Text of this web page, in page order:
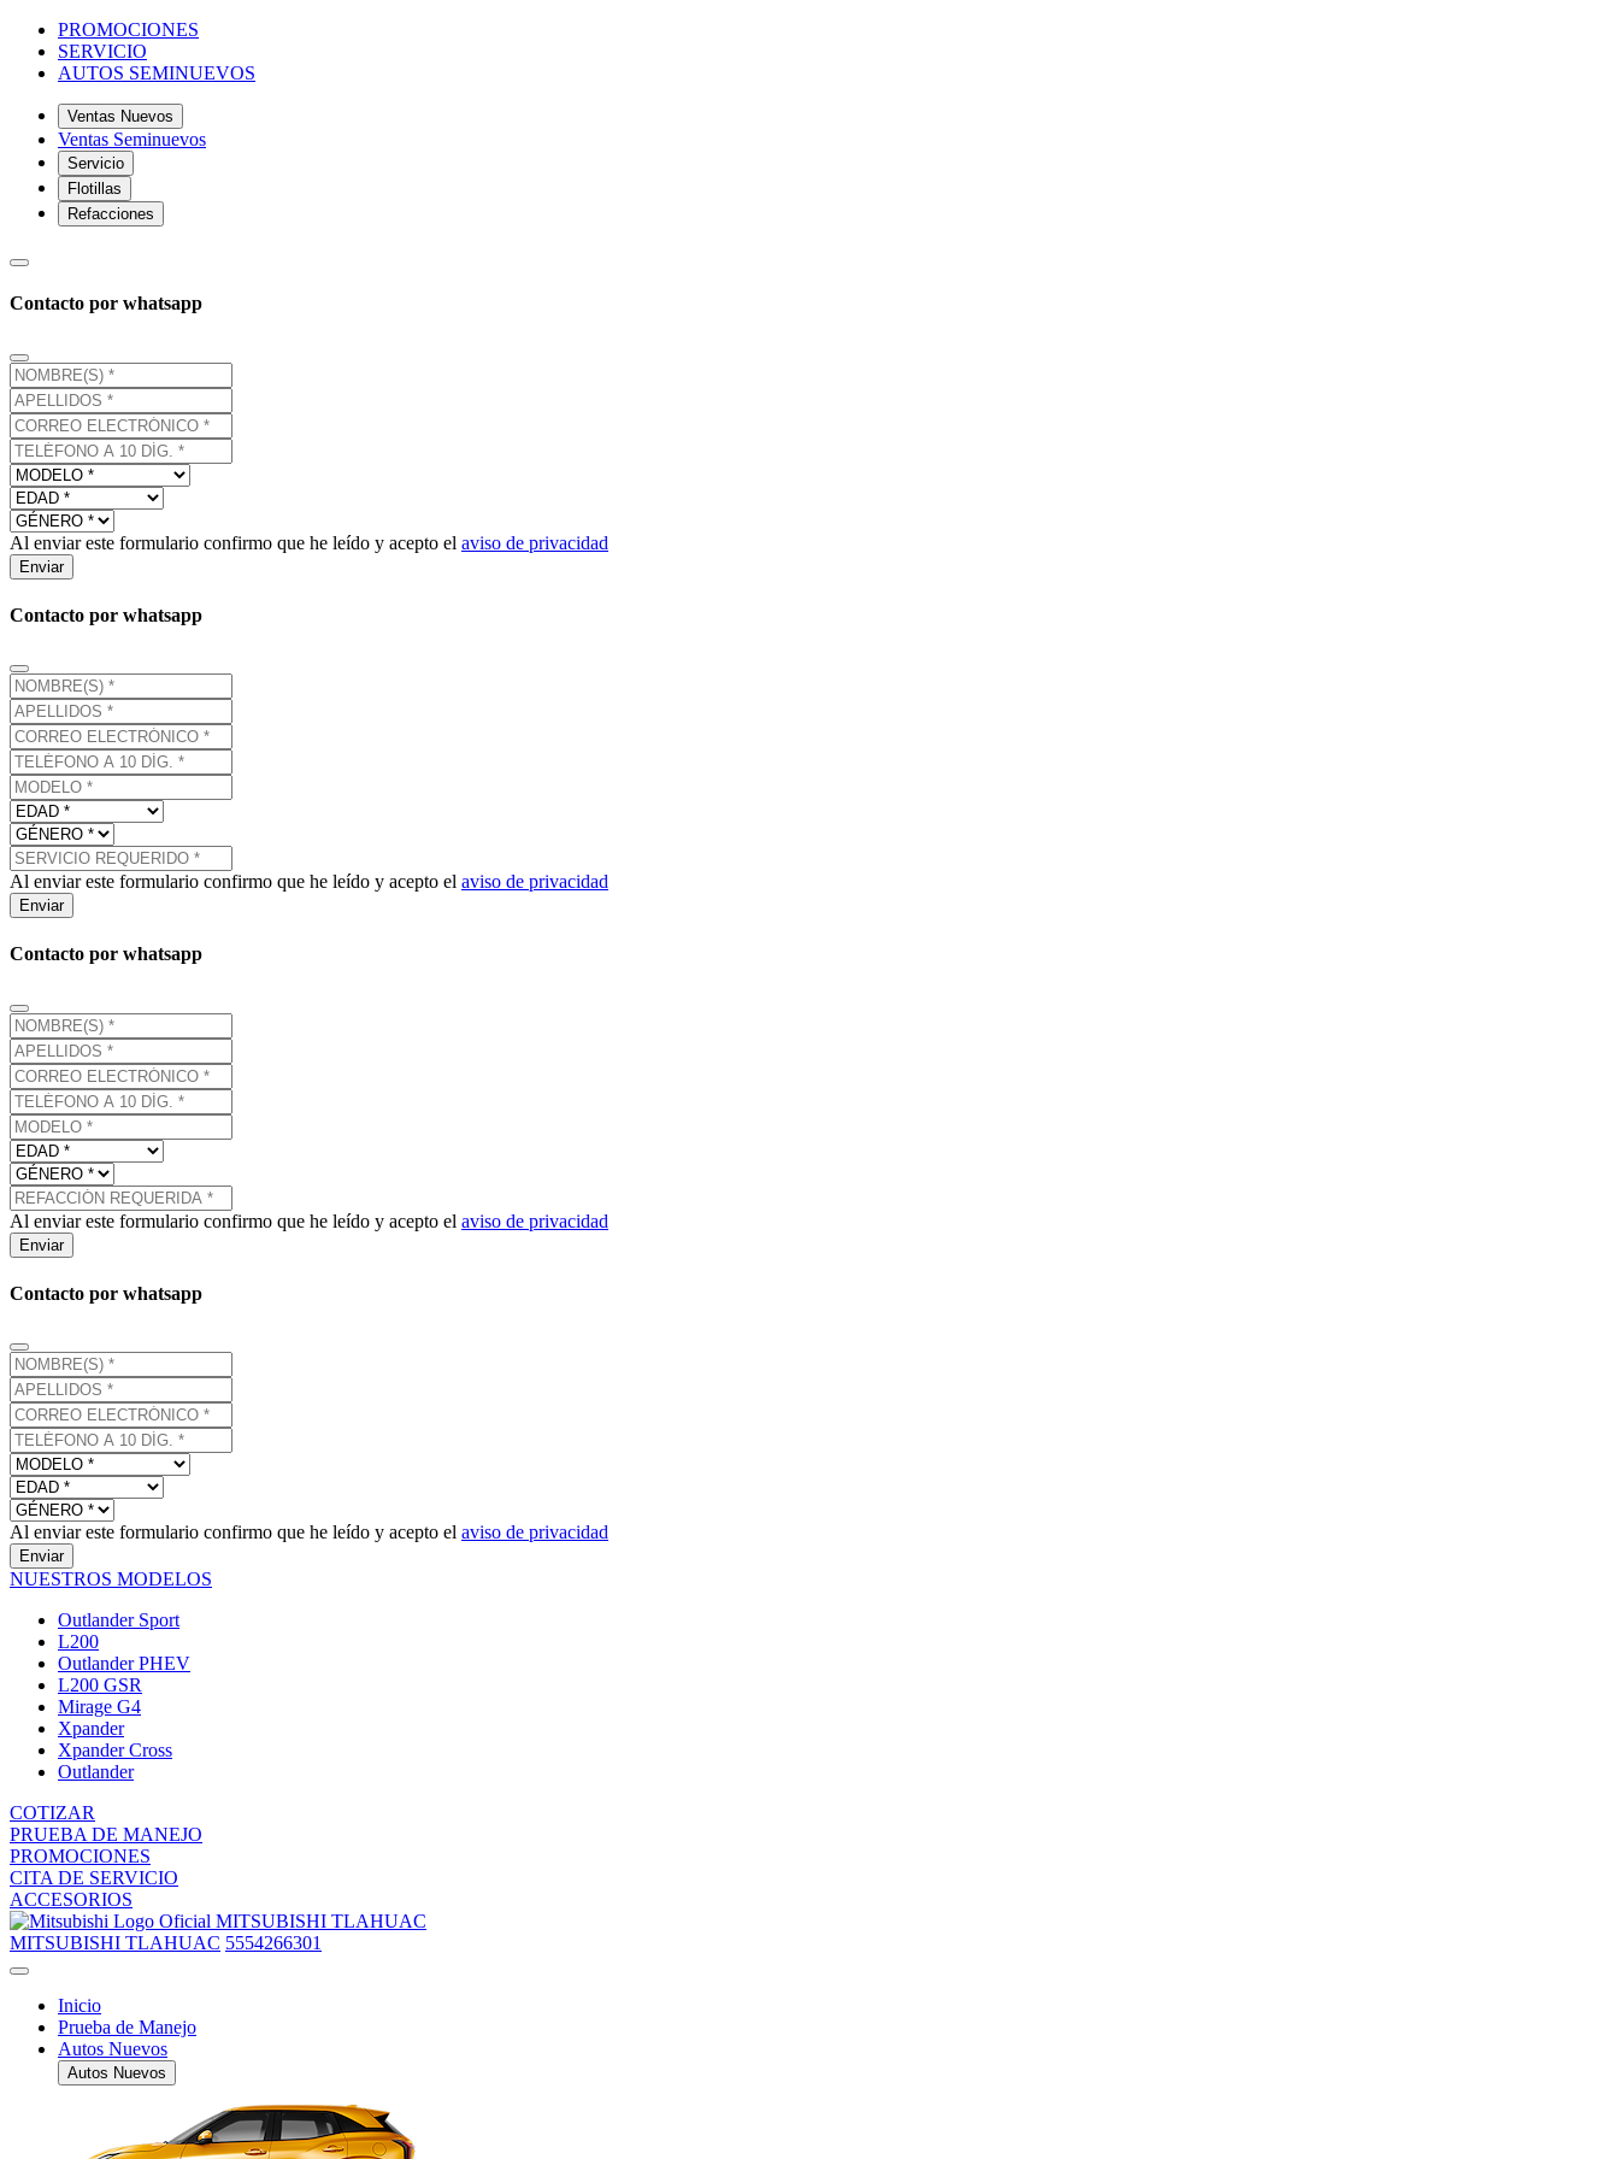
PROMOCIONES
SERVICIO
AUTOS SEMINUEVOS
Ventas Nuevos
Ventas Seminuevos
Servicio
Flotillas
Refacciones
Contacto por whatsapp
Al enviar este formulario confirmo que he leído y acepto el aviso de privacidad
Enviar
Contacto por whatsapp
Al enviar este formulario confirmo que he leído y acepto el aviso de privacidad
Enviar
Contacto por whatsapp
Al enviar este formulario confirmo que he leído y acepto el aviso de privacidad
Enviar
Contacto por whatsapp
Al enviar este formulario confirmo que he leído y acepto el aviso de privacidad
Enviar
NUESTROS MODELOS
Outlander Sport
L200
Outlander PHEV
L200 GSR
Mirage G4
Xpander
Xpander Cross
Outlander
COTIZAR
PRUEBA DE MANEJO
PROMOCIONES
CITA DE SERVICIO
ACCESORIOS
MITSUBISHI TLAHUAC
MITSUBISHI TLAHUAC 5554266301
Inicio
Prueba de Manejo
Autos Nuevos
Autos Nuevos